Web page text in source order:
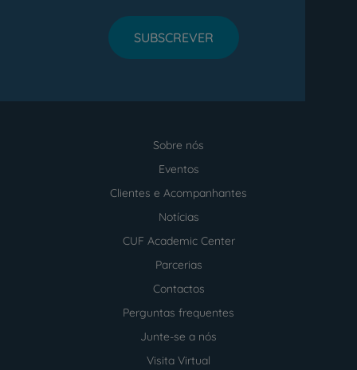
SUBSCREVER
Sobre nós
Eventos
Clientes e Acompanhantes
Notícias
CUF Academic Center
Parcerias
Contactos
Perguntas frequentes
Junte-se a nós
Visita Virtual